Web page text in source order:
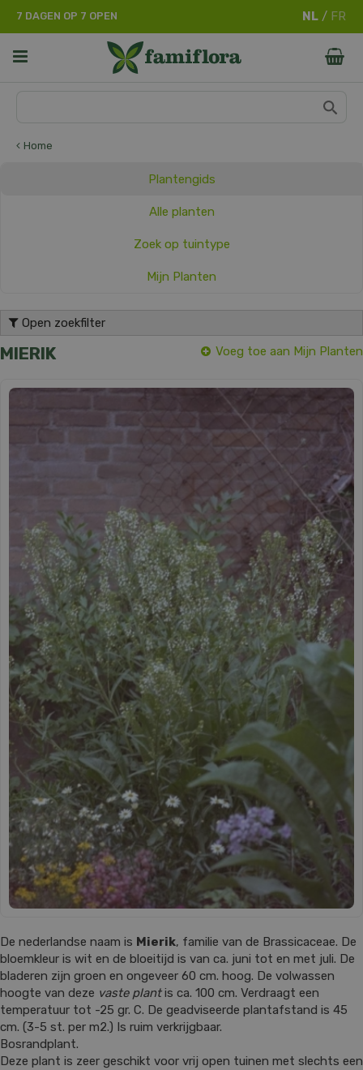
Home
7 DAGEN OP 7 OPEN
Plantengids
Alle planten
Zoek op tuintype
Mijn Planten
Open zoekfilter
MIERIK Voeg toe aan Mijn Planten
De nederlandse naam is Mierik, familie van de Brassicaceae. De
bloemkleur is wit en de bloeitijd is van ca. juni tot en met juli. De
bladeren zijn groen en ongeveer 60 cm. hoog. De volwassen
hoogte van deze vaste plantis ca. 100 cm. Verdraagt een
temperatuur tot -25 gr. C. De geadviseerde plantafstand is 45
cm. (3-5 st. per m2.) Is ruim verkrijgbaar.
Bosrandplant.
Deze plant is zeer geschikt voor vrij open tuinen met slechts een